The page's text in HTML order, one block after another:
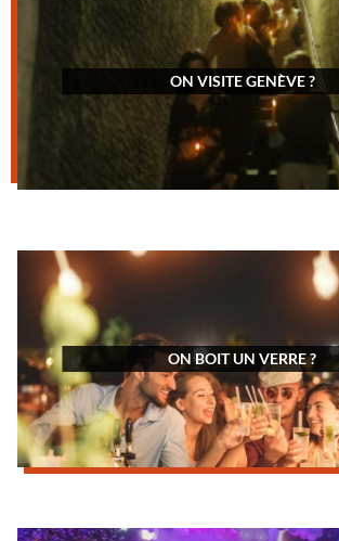
ON VISITE GENÈVE ?
ON BOIT UN VERRE ?